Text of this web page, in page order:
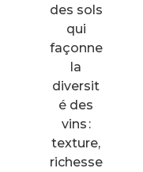
des sols
qui
façonne
la
diversit
é des
vins :
texture,
richesse